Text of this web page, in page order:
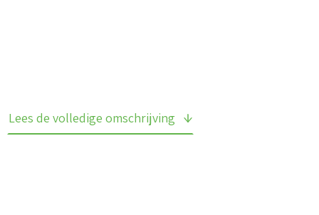
Lees de volledige omschrijving